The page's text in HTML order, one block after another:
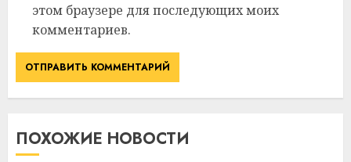
этом браузере для последующих моих
комментариев.
ПОХОЖИЕ НОВОСТИ